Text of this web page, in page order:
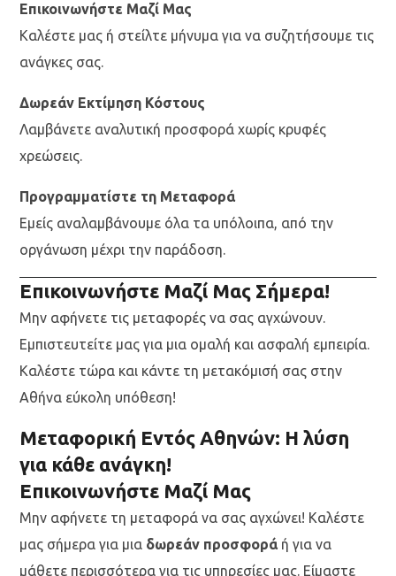
Επικοινωνήστε Μαζί Μας
Καλέστε μας ή στείλτε μήνυμα για να συζητήσουμε τις
ανάγκες σας.
Δωρεάν Εκτίμηση Κόστους
Λαμβάνετε αναλυτική προσφορά χωρίς κρυφές
χρεώσεις.
Προγραμματίστε τη Μεταφορά
Εμείς αναλαμβάνουμε όλα τα υπόλοιπα, από την
οργάνωση μέχρι την παράδοση.
Επικοινωνήστε Μαζί Μας Σήμερα!
Μην αφήνετε τις μεταφορές να σας αγχώνουν.
Εμπιστευτείτε μας για μια ομαλή και ασφαλή εμπειρία.
Καλέστε τώρα και κάντε τη μετακόμισή σας στην
Αθήνα εύκολη υπόθεση!
Μεταφορική Εντός Αθηνών: Η λύση
για κάθε ανάγκη!
Επικοινωνήστε Μαζί Μας
Μην αφήνετε τη μεταφορά να σας αγχώνει! Καλέστε
μας σήμερα για μια δωρεάν προσφορά ή για να
μάθετε περισσότερα για τις υπηρεσίες μας. Είμαστε